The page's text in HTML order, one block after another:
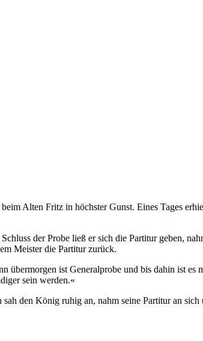
Alten Fritz in höchster Gunst. Eines Tages
der Probe ließ er sich die Partitur geben,
Meister die Partitur zurück.
ist Generalprobe und bis dahin ist es
sein werden.«
den König ruhig an, nahm seine Partitur an